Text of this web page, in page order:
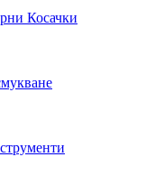
Косачки